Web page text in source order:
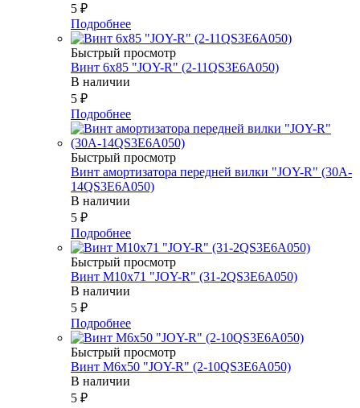
5 ₽
Подробнее
Быстрый просмотр
Винт 6х85 "JOY-R" (2-11QS3E6A050)
В наличии
5 ₽
Подробнее
Быстрый просмотр
Винт амортизатора передней вилки "JOY-R" (30A-
14QS3E6A050)
В наличии
5 ₽
Подробнее
Быстрый просмотр
Винт М10х71 "JOY-R" (31-2QS3E6A050)
В наличии
5 ₽
Подробнее
Быстрый просмотр
Винт М6х50 "JOY-R" (2-10QS3E6A050)
В наличии
5 ₽